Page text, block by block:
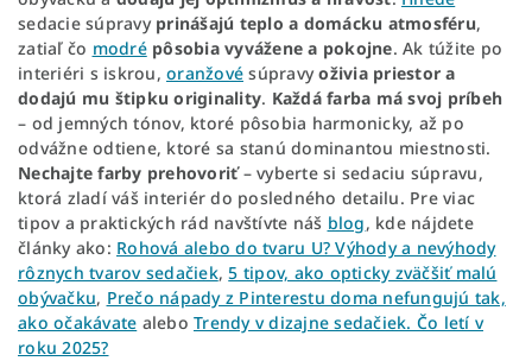
sedacie súpravy prinášajú teplo a domácku atmosféru,
zatiaľ čo modré pôsobia vyvážene a pokojne. Ak túžite po
interiéri s iskrou, oranžové súpravyoživia priestor a
dodajú mu štipku originality. Každá farba má svoj príbeh
– od jemných tónov, ktoré pôsobia harmonicky, až po
odvážne odtiene, ktoré sa stanú dominantou miestnosti.
Nechajte farby prehovoriť– vyberte si sedaciu súpravu,
ktorá zladí váš interiér do posledného detailu. Pre viac
tipov a praktických rád navštívte náš blog, kde nájdete
články ako: Rohová alebo do tvaru U? Výhody a nevýhody
rôznych tvarov sedačiek,5 tipov, ako opticky zväčšiť malú
obývačku, Prečo nápady z Pinterestu doma nefungujú tak,
ako očakávate alebo Trendy v dizajne sedačiek. Čo letí v
roku 2025?